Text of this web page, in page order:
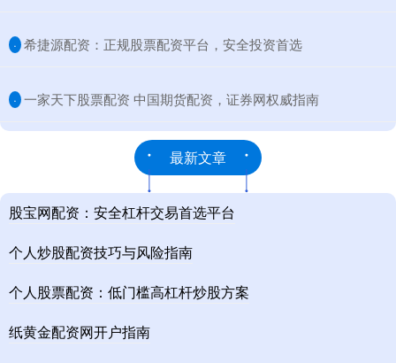
· ​希捷源配资：正规股票配资平台，安全投资首选
· ​一家天下股票配资 中国期货配资，证券网权威指南
最新文章
股宝网配资：安全杠杆交易首选平台
个人炒股配资技巧与风险指南
个人股票配资：低门槛高杠杆炒股方案
纸黄金配资网开户指南